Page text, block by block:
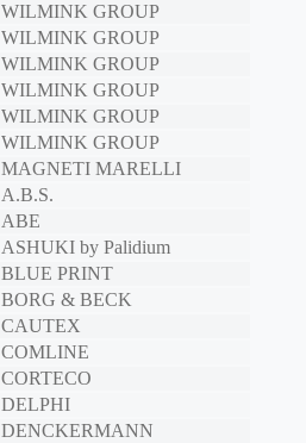
WILMINK GROUP
WILMINK GROUP
WILMINK GROUP
WILMINK GROUP
WILMINK GROUP
WILMINK GROUP
MAGNETI MARELLI
A.B.S.
ABE
ASHUKI by Palidium
BLUE PRINT
BORG & BECK
CAUTEX
COMLINE
CORTECO
DELPHI
DENCKERMANN